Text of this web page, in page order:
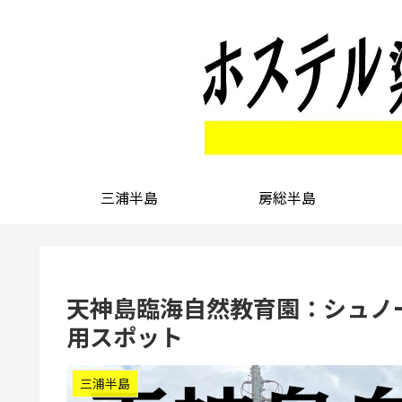
三浦半島 房総半島
天神島臨海自然教育園：シュ
用スポット
三浦半島